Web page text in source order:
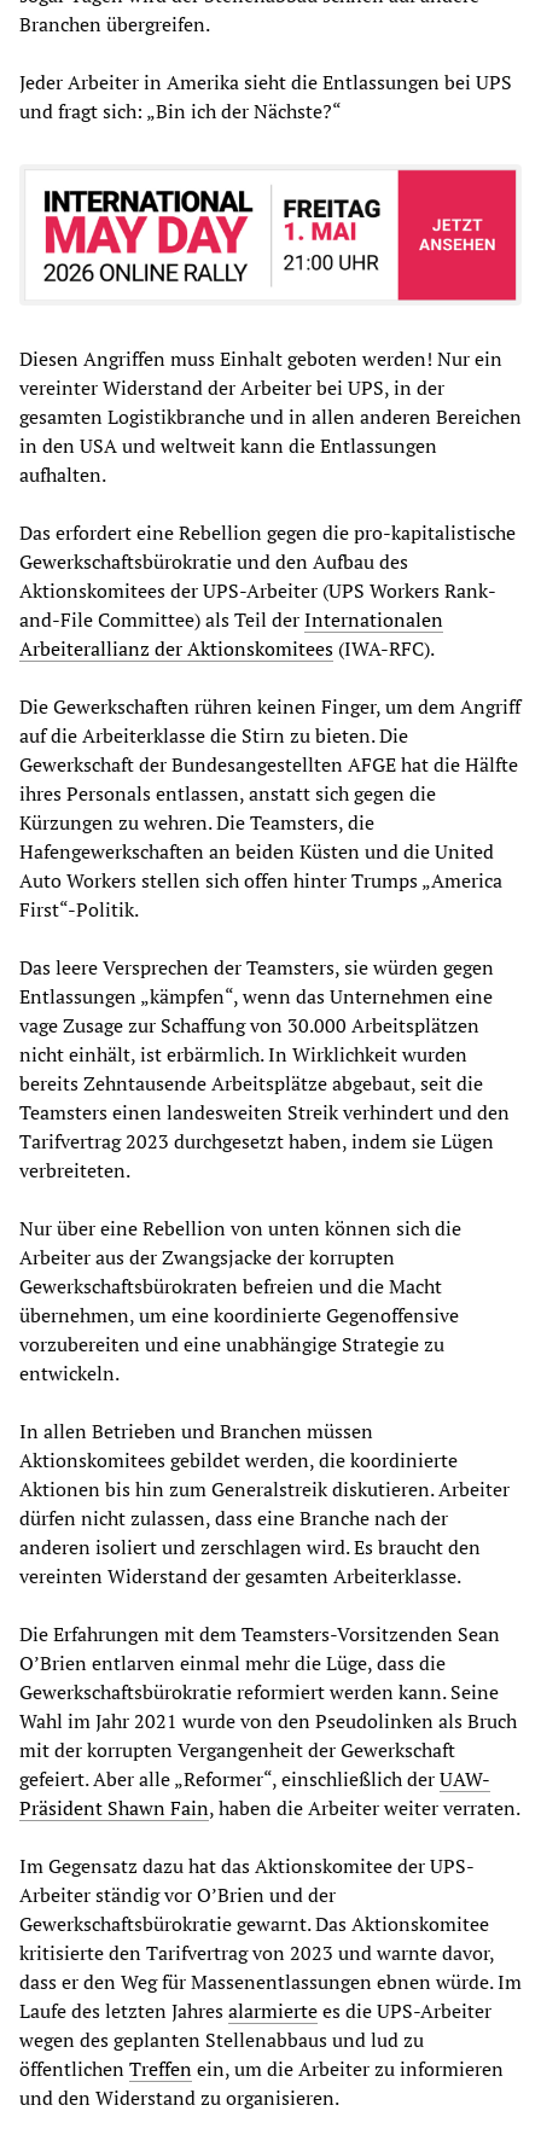
Branchen übergreifen.
Jeder Arbeiter in Amerika sieht die Entlassungen bei UPS
und fragt sich: „Bin ich der Nächste?“
Diesen Angriffen muss Einhalt geboten werden! Nur ein
vereinter Widerstand der Arbeiter bei UPS, in der
gesamten Logistikbranche und in allen anderen Bereichen
in den USA und weltweit kann die Entlassungen
aufhalten.
Das erfordert eine Rebellion gegen die pro-kapitalistische
Gewerkschaftsbürokratie und den Aufbau des
Aktionskomitees der UPS-Arbeiter (UPS Workers Rank-
and-File Committee) als Teil derInternationalen
Arbeiterallianz der Aktionskomitees (IWA-RFC).
Die Gewerkschaften rühren keinen Finger, um dem Angriff
auf die Arbeiterklasse die Stirn zu bieten. Die
Gewerkschaft der Bundesangestellten AFGE hat die Hälfte
ihres Personals entlassen, anstatt sich gegen die
Kürzungen zu wehren. Die Teamsters, die
Hafengewerkschaften an beiden Küsten und die United
Auto Workers stellen sich offen hinter Trumps „America
First“-Politik.
Das leere Versprechen der Teamsters, sie würden gegen
Entlassungen „kämpfen“, wenn das Unternehmen eine
vage Zusage zur Schaffung von 30.000 Arbeitsplätzen
nicht einhält, ist erbärmlich. In Wirklichkeit wurden
bereits Zehntausende Arbeitsplätze abgebaut, seit die
Teamsters einen landesweiten Streik verhindert und den
Tarifvertrag 2023 durchgesetzt haben, indem sie Lügen
verbreiteten.
Nur über eine Rebellion von unten können sich die
Arbeiter aus der Zwangsjacke der korrupten
Gewerkschaftsbürokraten befreien und die Macht
übernehmen, um eine koordinierte Gegenoffensive
vorzubereiten und eine unabhängige Strategie zu
entwickeln.
In allen Betrieben und Branchen müssen
Aktionskomitees gebildet werden, die koordinierte
Aktionen bis hin zum Generalstreik diskutieren. Arbeiter
dürfen nicht zulassen, dass eine Branche nach der
anderen isoliert und zerschlagen wird. Es braucht den
vereinten Widerstand der gesamten Arbeiterklasse.
Die Erfahrungen mit dem Teamsters-Vorsitzenden Sean
O’Brien entlarven einmal mehr die Lüge, dass die
Gewerkschaftsbürokratie reformiert werden kann. Seine
Wahl im Jahr 2021 wurde von den Pseudolinken als Bruch
mit der korrupten Vergangenheit der Gewerkschaft
gefeiert. Aber alle „Reformer“, einschließlich derUAW-
Präsident Shawn Fain, haben die Arbeiter weiter verraten.
Im Gegensatz dazu hat das Aktionskomitee der UPS-
Arbeiter ständig vor O’Brien und der
Gewerkschaftsbürokratie gewarnt. Das Aktionskomitee
kritisierte den Tarifvertrag von 2023 und warnte davor,
dass er den Weg für Massenentlassungen ebnen würde. Im
Laufe des letzten Jahresalarmiertees die UPS-Arbeiter
wegen des geplanten Stellenabbaus und lud zu
öffentlichenTreffenein, um die Arbeiter zu informieren
und den Widerstand zu organisieren.